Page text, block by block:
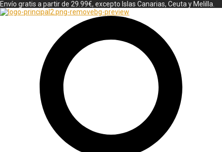
Envío gratis a partir de 29.99€, excepto Islas Canarias, Ceuta y Melilla.